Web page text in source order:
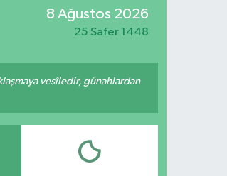
8 Ağustos 2026
25 Safer 1448
vesîledir, günahlardan